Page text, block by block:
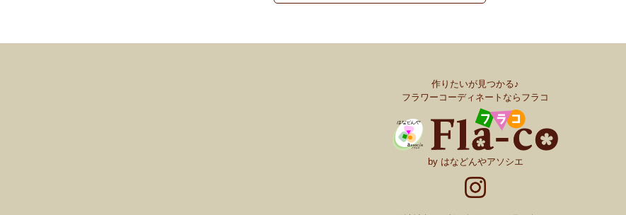
作りたいが見つかる♪
フラワーコーディネートならフラコ
by はなどんやアソシエ